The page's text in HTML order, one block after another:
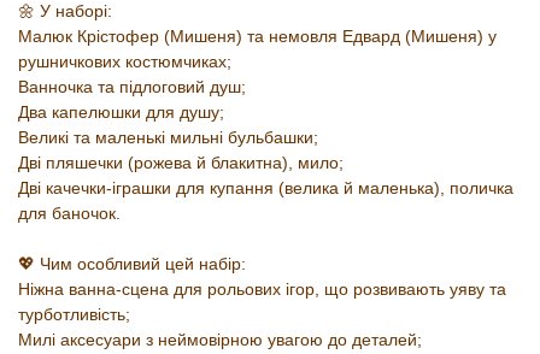
🌼 У наборі:
Малюк Крістофер (Мишеня) та немовля Едвард (Мишеня) у
рушничкових костюмчиках;
Ванночка та підлоговий душ;
Два капелюшки для душу;
Великі та маленькі мильні бульбашки;
Дві пляшечки (рожева й блакитна), мило;
Дві качечки-іграшки для купання (велика й маленька), поличка
для баночок.
💖 Чим особливий цей набір:
Ніжна ванна-сцена для рольових ігор, що розвивають уяву та
турботливість;
Милі аксесуари з неймовірною увагою до деталей;